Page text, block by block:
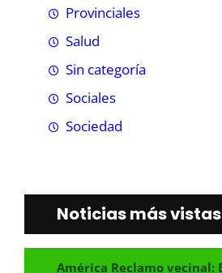
Provinciales
Salud
Sin categoría
Sociales
Sociedad
Noticias más vistas